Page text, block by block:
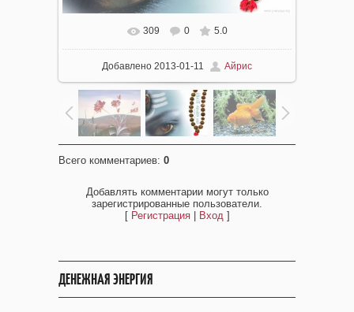
309 0 5.0
Добавлено 2013-01-11 Айрис
Всего комментариев: 0
Добавлять комментарии могут только
зарегистрированные пользователи.
[ Регистрация| Вход ]
ДЕНЕЖНАЯ ЭНЕРГИЯ